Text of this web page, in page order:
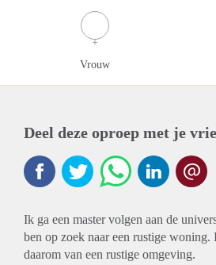
Vrouw
Deel deze oproep met je
Ik ga een master volgen aan de
ben op zoek naar een rustige woning.
daarom van een rustige omgeving.